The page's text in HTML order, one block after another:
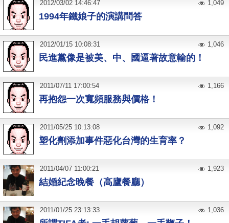
1994年鐵娘子的演講問答
2012/03/02 14:46:47 1,049
民進黨像是被美、中、國逼著故意輸的！
2012/01/15 10:08:31 1,046
再抱怨一次寬頻服務與價格！
2011/07/11 17:00:54 1,166
塑化劑添加事件惡化台灣的生育率？
2011/05/25 10:13:08 1,092
結婚紀念晚餐（高廬餐廳）
2011/04/07 11:00:21 1,923
2011/01/25 23:13:33 1,036